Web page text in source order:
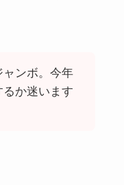
ンボ。今年
か迷います